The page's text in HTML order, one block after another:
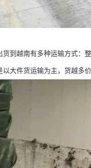
货到越南有多种运输方式：
以大件货运输为主，货越多